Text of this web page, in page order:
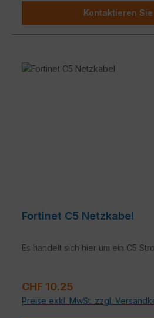
Kontaktieren
Fortinet C5 Netzkabel
Es handelt sich hier um ein C5
Regulärer Preis:
CHF 10.25
Preise exkl. MwSt. zzgl.